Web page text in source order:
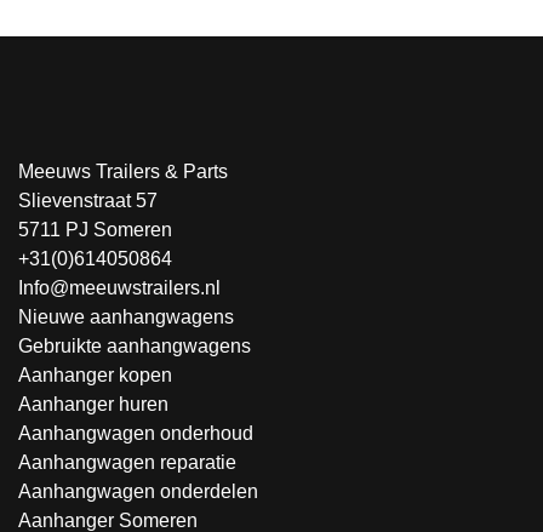
Meeuws Trailers & Parts
Slievenstraat 57
5711 PJ Someren
+31(0)614050864
Info@meeuwstrailers.nl
Nieuwe aanhangwagens
Gebruikte aanhangwagens
Aanhanger kopen
Aanhanger huren
Aanhangwagen onderhoud
Aanhangwagen reparatie
Aanhangwagen onderdelen
Aanhanger Someren